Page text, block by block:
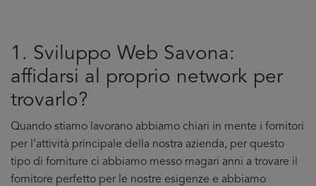
1. Sviluppo Web Savona:
affidarsi al proprio network per
trovarlo?
Quando stiamo lavorano abbiamo chiari in mente i fornitori
per l’attività principale della nostra azienda, per questo
tipo di forniture ci abbiamo messo magari anni a trovare il
fornitore perfetto per le nostre esigenze e abbiamo